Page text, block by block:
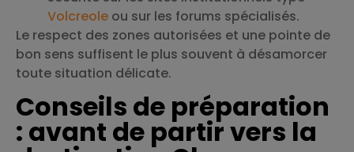
Volcreole ou sur les forums spécialisés.
Le respect des zones autorisées et une pointe de
bon sens suffisent le plus souvent à désamorcer
toute situation délicate.
Conseils de préparation
: avant de partir vers la